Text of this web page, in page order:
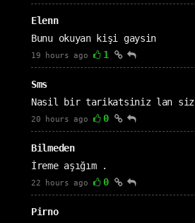
Elenn
Bunu okuyan kişi gaysin
19 hours ago 1
Sms
Nasil bir tarikatsiniz lan siz
20 hours ago 0
Bilmeden
İreme aşığım .
22 hours ago 0
Pirno